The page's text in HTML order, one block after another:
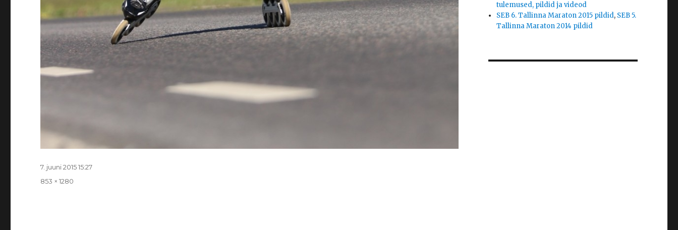
Postitatud
7. juuni 2015 15:27
Täissuurus
853 × 1280
tulemused, pildid ja videod
SEB 6. Tallinna Maraton 2015 pildid, SEB 5.
Tallinna Maraton 2014 pildid